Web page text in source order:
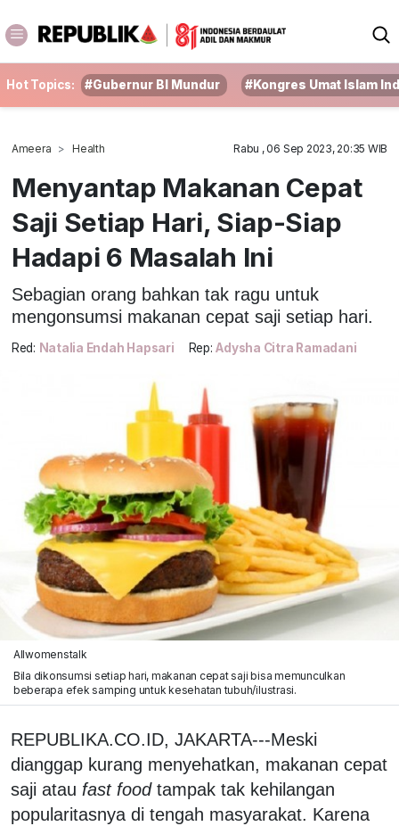
Hot Topics: #Gubernur BI Mundur #Kongres Umat Islam
Ameera Health Rabu , 06 Sep 2023, 20:35 WIB
Menyantap Makanan Cepat
Saji Setiap Hari, Siap-Siap
Hadapi 6 Masalah Ini
Sebagian orang bahkan tak ragu untuk
mengonsumsi makanan cepat saji setiap hari.
Red: Natalia Endah Hapsari Rep: Adysha Citra Ramadani
Allwomenstalk
Bila dikonsumsi setiap hari, makanan cepat saji bisa memunculkan
beberapa efek samping untuk kesehatan tubuh/ilustrasi.
REPUBLIKA.CO.ID, JAKARTA---Meski
dianggap kurang menyehatkan, makanan cepat
saji atau fast foodtampak tak kehilangan
popularitasnya di tengah masyarakat. Karena